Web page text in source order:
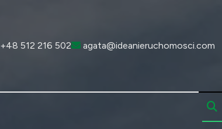
+48 512 216 502 agata@ideanieruchomosci.com